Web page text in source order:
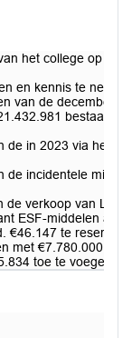
het college op de
en kennis te
van de
de in 2023 via het
de incidentele
de verkoop van
ESF-middelen ad
€46.147 te
met €7.780.000 tot
toe te voegen